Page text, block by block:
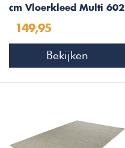
cm Vloerkleed Multi 602
149,95
Bekijken